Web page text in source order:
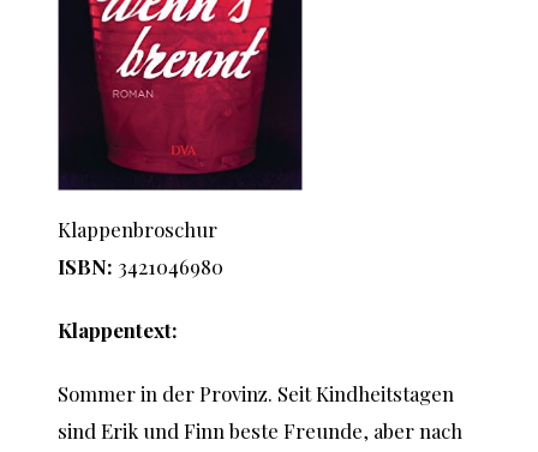
Klappenbroschur
ISBN: 3421046980
Klappentext:
Sommer in der Provinz. Seit Kindheitstagen
sind Erik und Finn beste Freunde, aber nach